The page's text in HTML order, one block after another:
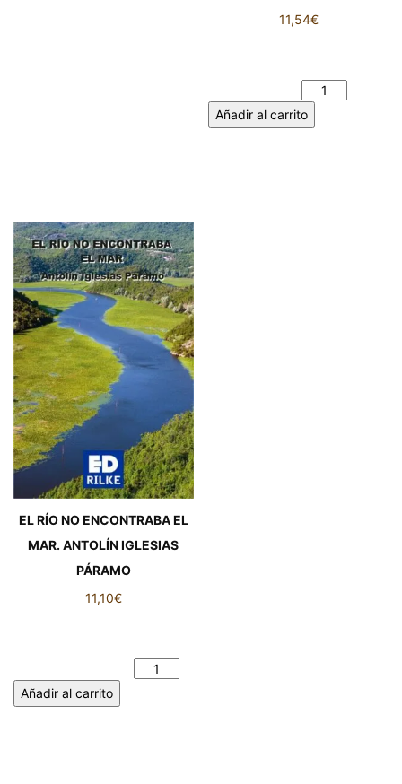
11,54€
Añadir al carrito
EL RÍO NO ENCONTRABA EL
MAR. ANTOLÍN IGLESIAS
PÁRAMO
11,10€
Añadir al carrito